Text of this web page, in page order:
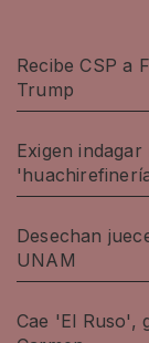
Recibe CSP a
Trump
Exigen
Desechan
UNAM
Cae 'El Ruso',